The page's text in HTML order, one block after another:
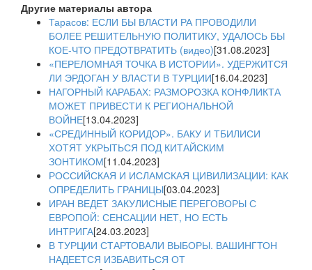
Другие материалы автора
Тарасов: ЕСЛИ БЫ ВЛАСТИ РА ПРОВОДИЛИ
БОЛЕЕ РЕШИТЕЛЬНУЮ ПОЛИТИКУ, УДАЛОСЬ БЫ
КОЕ-ЧТО ПРЕДОТВРАТИТЬ (видео)[31.08.2023]
«ПЕРЕЛОМНАЯ ТОЧКА В ИСТОРИИ». УДЕРЖИТСЯ
ЛИ ЭРДОГАН У ВЛАСТИ В ТУРЦИИ[16.04.2023]
НАГОРНЫЙ КАРАБАХ: РАЗМОРОЗКА КОНФЛИКТА
МОЖЕТ ПРИВЕСТИ К РЕГИОНАЛЬНОЙ
ВОЙНЕ[13.04.2023]
«СРЕДИННЫЙ КОРИДОР». БАКУ И ТБИЛИСИ
ХОТЯТ УКРЫТЬСЯ ПОД КИТАЙСКИМ
ЗОНТИКОМ[11.04.2023]
РОССИЙСКАЯ И ИСЛАМСКАЯ ЦИВИЛИЗАЦИИ: КАК
ОПРЕДЕЛИТЬ ГРАНИЦЫ[03.04.2023]
ИРАН ВЕДЕТ ЗАКУЛИСНЫЕ ПЕРЕГОВОРЫ С
ЕВРОПОЙ: СЕНСАЦИИ НЕТ, НО ЕСТЬ
ИНТРИГА[24.03.2023]
В ТУРЦИИ СТАРТОВАЛИ ВЫБОРЫ. ВАШИНГТОН
НАДЕЕТСЯ ИЗБАВИТЬСЯ ОТ